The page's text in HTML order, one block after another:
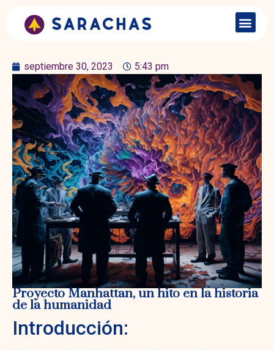
septiembre 30, 2023 5:43 pm
Proyecto Manhattan, un hito en la historia
de la humanidad
Introducción: